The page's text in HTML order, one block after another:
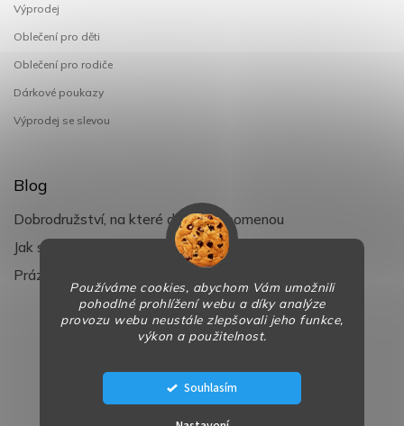
Používáme cookies, abychom Vám umožnili
pohodlné prohlížení webu a díky analýze
provozu webu neustále zlepšovali jeho funkce,
výkon a použitelnost.
Souhlasím
Výprodej
Oblečení pro děti
Oblečení pro rodiče
Dárkové poukazy
Výprodej se slevou
Blog
Dobrodružství, na které děti nezapomenou
Jak si užít léto s dětmi naplno
Prázdniny klepou na dveře
BaBy-smile.cz. Všechna práva vyhrazena.